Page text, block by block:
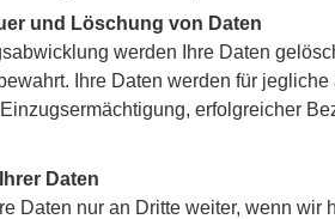
und Löschung von Daten
werden Ihre Daten
Ihre Daten werden für
erfolgreicher
Daten
Daten nur an Dritte weiter, wenn